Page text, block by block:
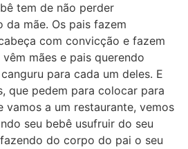
tem de não perder
mãe. Os pais fazem
com convicção e fazem
mães e pais querendo
para cada um deles. E
que pedem para colocar para
vamos a um restaurante, vemos
seu bebê usufruir do seu
do corpo do pai o seu